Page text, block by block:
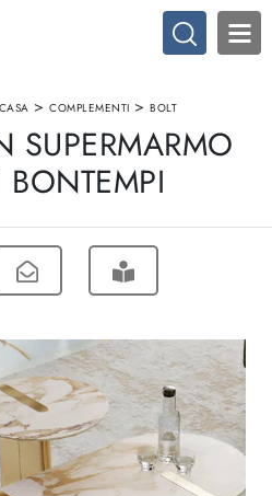
> COMPLEMENTI > BOLT
SUPERMARMO
BONTEMPI